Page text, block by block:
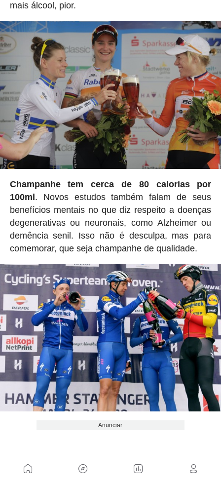
mais álcool, pior.
Champanhe tem cerca de 80 calorias por
100ml. Novos estudos também falam de seus
benefícios mentais no que diz respeito a doenças
degenerativas ou neuronais, como Alzheimer ou
demência senil. Isso não é desculpa, mas para
comemorar, que seja champanhe de qualidade.
Anunciar